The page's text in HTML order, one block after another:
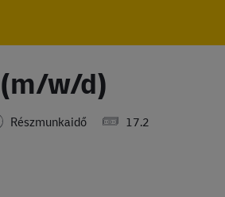
w/d)
Részmunkaidő
17.2